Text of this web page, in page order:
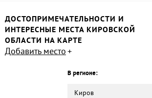
ДОСТОПРИМЕЧАТЕЛЬНОСТИ И
ИНТЕРЕСНЫЕ МЕСТА КИРОВСКОЙ
ОБЛАСТИ НА КАРТЕ
Добавить место
В регионе:
Киров